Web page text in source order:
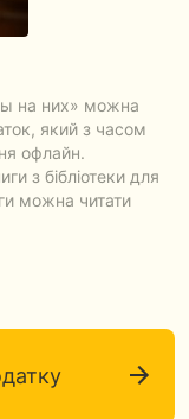
на них» можна
який з часом
офлайн.
з бібліотеки для
можна читати